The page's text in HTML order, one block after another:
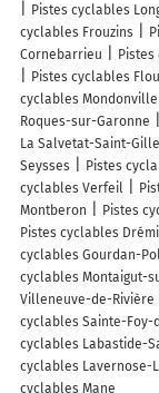
Pistes cyclables
cyclables Frouzins
Cornebarrieu
Pistes cyclables
cyclables Mondonville
Roques-sur-Garonne
La Salvetat-Saint-
Seysses
Pistes
cyclables Verfeil
Montberon
Pistes
Pistes cyclables
cyclables Gourdan-
cyclables Montaigut-
Villeneuve-de-Rivière
cyclables Sainte-Foy-
cyclables Labastide-
cyclables Lavernose-
cyclables Mane